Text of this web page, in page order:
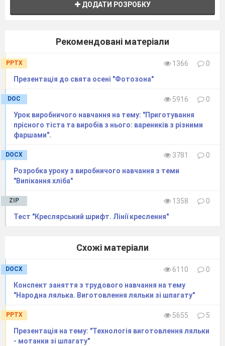
ДОДАТИ РОЗРОБКУ
Рекомендовані матеріали
PPTX 1366
0
Презентація до свята осені "Фотозона"
DOC 5916
0
Урок виробничого навчання на тему: "Приготування
прісного тіста та виробів з нього: вареників з різними
фаршами".
DOCX 3781
0
Розробка уроку з виробничого навчання з теми
"Випікання хліба"
ZIP 1358
0
Тест "Креслярський шрифт. Лінії креслення"
Схожі матеріали
DOCX 6110
0
Конспект заняття з трудового навчання на тему
"Народна лялька. Виготовлення ляльки зі шпагату"
PPTX 5655
5
Презентація на тему: "Технологія виготовлення ляльки
- мотанки зі шпагату"